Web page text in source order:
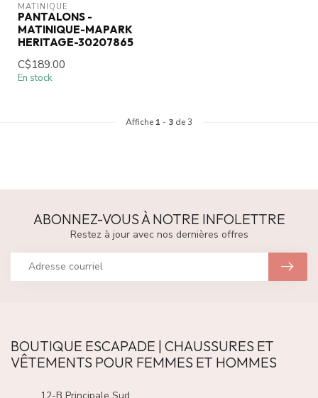
MATINIQUE
PANTALONS -
MATINIQUE-MAPARK
HERITAGE-30207865
C$189.00
En stock
Affiche 1 - 3 de 3
ABONNEZ-VOUS À NOTRE INFOLETTRE
Restez à jour avec nos dernières offres
BOUTIQUE ESCAPADE | CHAUSSURES ET
VÊTEMENTS POUR FEMMES ET HOMMES